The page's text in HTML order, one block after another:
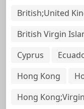
British;United
British Virgin
Cyprus
Hong Kong
Hong